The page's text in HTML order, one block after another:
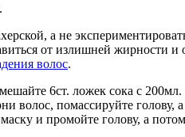
а не
от излишней жирности
волос.
6ст. ложек сока с
волос, помассируйте
и промойте голову, а